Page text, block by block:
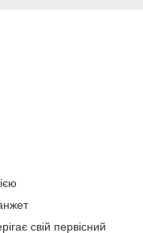
свій первісний